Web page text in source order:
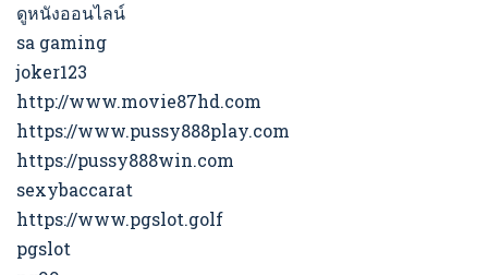
ดูหนังออนไลน์
sa gaming
joker123
http://www.movie87hd.com
https://www.pussy888play.com
https://pussy888win.com
sexybaccarat
https://www.pgslot.golf
pgslot